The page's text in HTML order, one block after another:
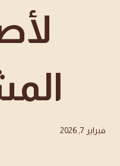
فبراير 7, 2026